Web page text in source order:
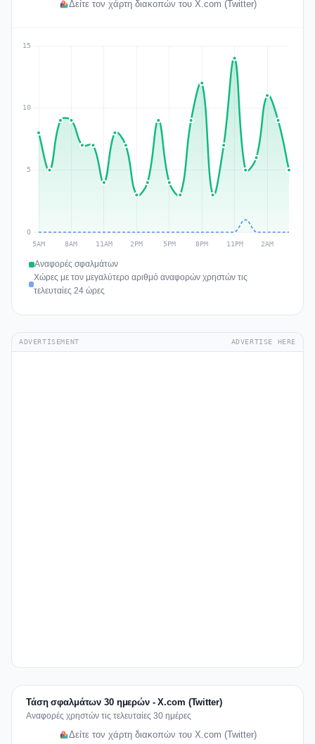
Δείτε τον χάρτη διακοπών του X.com (Twitter)
Αναφορές σφαλμάτων
Χώρες με τον μεγαλύτερο αριθμό αναφορών χρηστών τις
τελευταίες 24 ώρες
ADVERTISEMENT ADVERTISE HERE
Τάση σφαλμάτων 30 ημερών - X.com (Twitter)
Αναφορές χρηστών τις τελευταίες 30 ημέρες
Δείτε τον χάρτη διακοπών του X.com (Twitter)